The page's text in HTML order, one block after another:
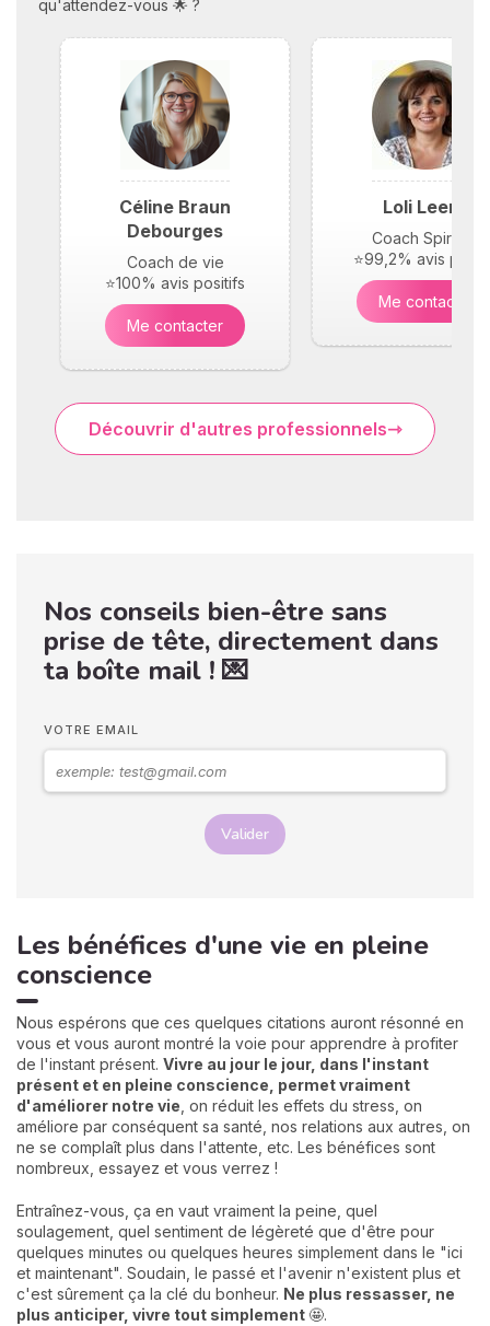
qu'attendez-vous 🌟 ?
Céline Braun
Debourges
Coach de vie
⭐100% avis positifs
Me contacter
Loli Leene
Coach Spirituel
⭐99,2% avis
Me contacter
Découvrir d'autres professionnels
Nos conseils bien-être sans
prise de tête, directement dans
ta boîte mail ! 💌
VOTRE EMAIL
Valider
Les bénéfices d'une vie en pleine
conscience
Nous espérons que ces quelques citations auront résonné en
vous et vous auront montré la voie pour apprendre à profiter
de l'instant présent. Vivre au jour le jour, dans l'instant
présent et en pleine conscience, permet vraiment
d'améliorer notre vie, on réduit les effets du stress, on
améliore par conséquent sa santé, nos relations aux autres, on
ne se complaît plus dans l'attente, etc. Les bénéfices sont
nombreux, essayez et vous verrez !
Entraînez-vous, ça en vaut vraiment la peine, quel
soulagement, quel sentiment de légèreté que d'être pour
quelques minutes ou quelques heures simplement dans le "ici
et maintenant". Soudain, le passé et l'avenir n'existent plus et
c'est sûrement ça la clé du bonheur. Ne plus ressasser, ne
plus anticiper, vivre tout simplement 🤩.